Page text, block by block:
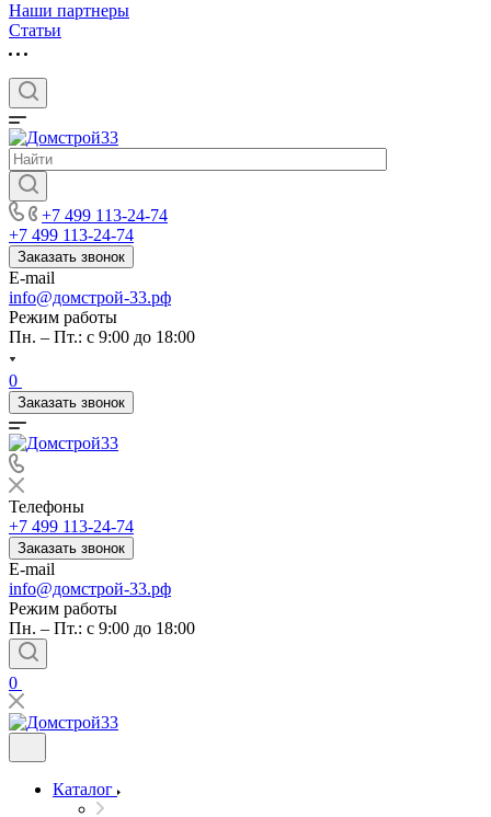
Наши партнеры
Статьи
+7 499 113-24-74
+7 499 113-24-74
Заказать звонок
E-mail
info@домстрой-33.рф
Режим работы
Пн. – Пт.: с 9:00 до 18:00
0
Заказать звонок
Телефоны
+7 499 113-24-74
Заказать звонок
E-mail
info@домстрой-33.рф
Режим работы
Пн. – Пт.: с 9:00 до 18:00
0
Каталог